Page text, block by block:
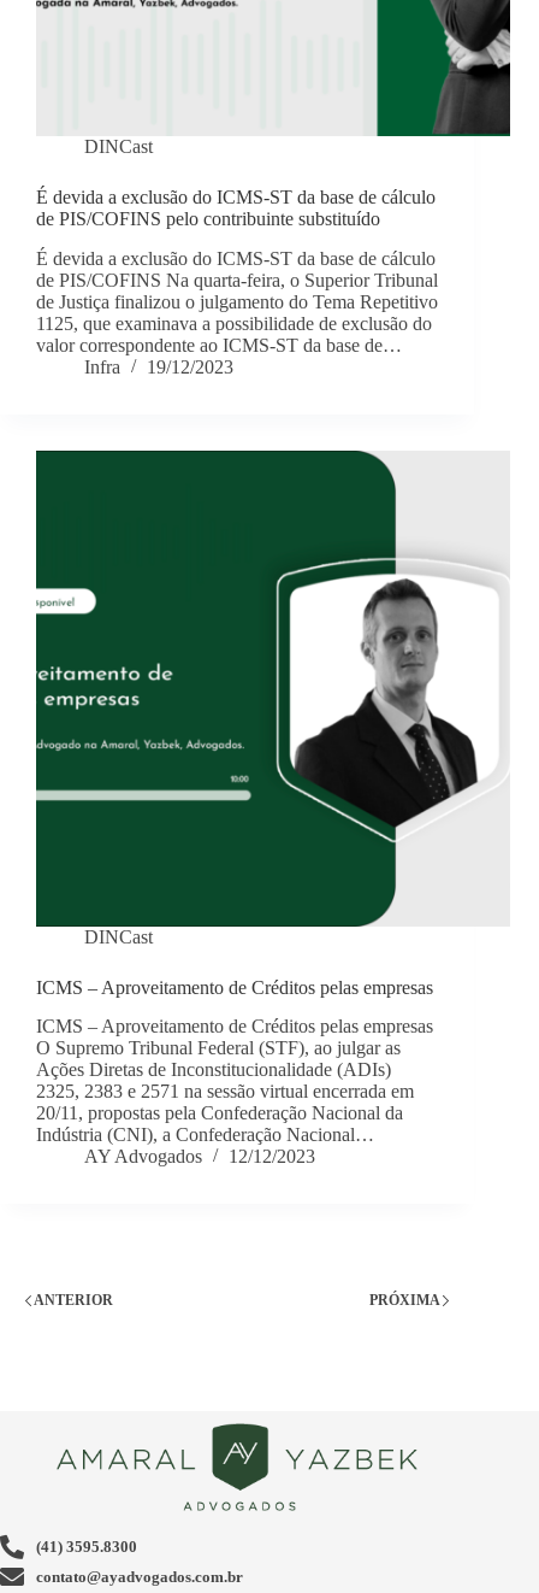
DINCast
É devida a exclusão do ICMS-ST da base de cálculo
de PIS/COFINS pelo contribuinte substituído
É devida a exclusão do ICMS-ST da base de cálculo
de PIS/COFINS Na quarta-feira, o Superior Tribunal
de Justiça finalizou o julgamento do Tema Repetitivo
1125, que examinava a possibilidade de exclusão do
valor correspondente ao ICMS-ST da base de…
Infra
19/12/2023
DINCast
ICMS – Aproveitamento de Créditos pelas empresas
ICMS – Aproveitamento de Créditos pelas empresas
O Supremo Tribunal Federal (STF), ao julgar as
Ações Diretas de Inconstitucionalidade (ADIs)
2325, 2383 e 2571 na sessão virtual encerrada em
20/11, propostas pela Confederação Nacional da
Indústria (CNI), a Confederação Nacional…
AY Advogados
12/12/2023
ANTERIOR PRÓXIMA
(41) 3595.8300
contato@ayadvogados.com.br